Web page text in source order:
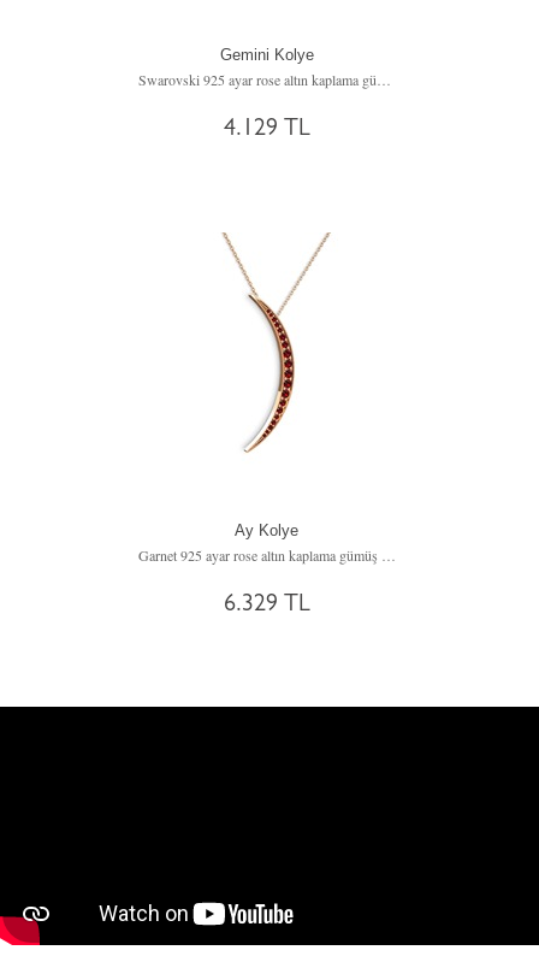
Gemini Kolye
4.129 TL
Ay Kolye
6.329 TL